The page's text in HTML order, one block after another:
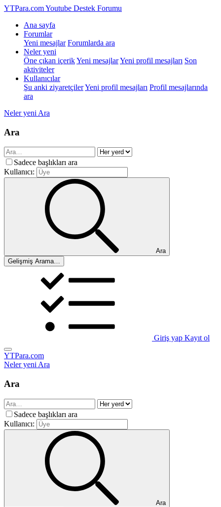
YTPara.comYoutube Destek Forumu
Ana sayfa
Forumlar
Yeni mesajlar Forumlarda ara
Neler yeni
Öne çıkan içerikYeni mesajlarYeni profil mesajları Son
aktiviteler
Kullanıcılar
Şu anki ziyaretçilerYeni profil mesajları Profil mesajlarında
ara
Neler yeni Ara
Ara
Sadece başlıkları ara
Kullanıcı:
Ara
Gelişmiş Arama…
Giriş yap Kayıt ol
YTPara.com
Neler yeniAra
Ara
Sadece başlıkları ara
Kullanıcı:
Ara